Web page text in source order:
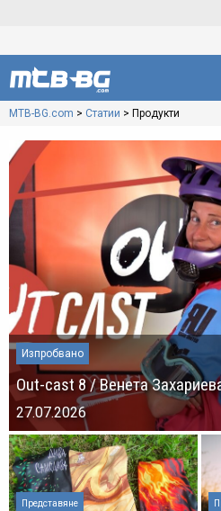
MTB-BG.com > Статии > Продукти
Изпробвано
Out-cast 8 / Венета
27.07.2026
Представяне